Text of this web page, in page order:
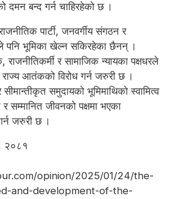
दमन बन्द गर्न चाहिरहेको छ ।
पार्टी, जनवर्गीय संगठन र
पनि भूमिका खेल्न सकिरहेका छैनन् ।
र सामाजिक न्यायका पक्षधरले
आतंकको विरोध गर्न जरुरी छ ।
समुदायको भूमिमाथिको स्वामित्व
सम्मानित जीवनको पक्षमा भएका
जरुरी छ ।
२०८१
opinion/2025/01/24/the-
and-development-of-the-